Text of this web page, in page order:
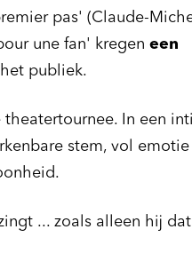
pas' (Claude-
une fan' kregen een
publiek.
In een
stem, vol emotie
... zoals alleen hij